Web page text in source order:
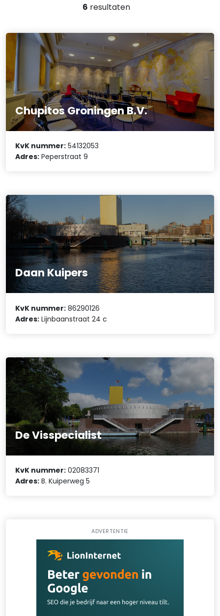
6 resultaten
Chupitos Groningen B.V.
KvK nummer: 54132053
Adres: Peperstraat 9
Daan Kuipers
KvK nummer: 86290126
Adres: Lijnbaanstraat 24 c
De Visspecialist
KvK nummer: 02083371
Adres: B. Kuiperweg 5
ADVERTENTIE